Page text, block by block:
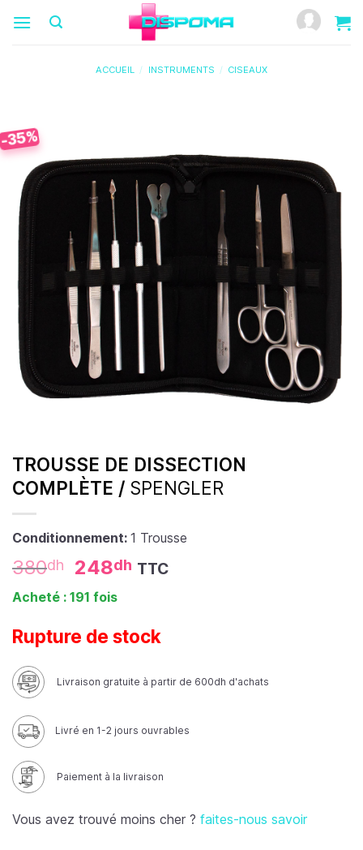
ACCUEIL / INSTRUMENTS / CISEAUX
-35%
TROUSSE DE DISSECTION
COMPLÈTE / SPENGLER
Conditionnement: 1 Trousse
380dh 248dh TTC
Acheté : 191 fois
Rupture de stock
Livraison gratuite à partir de 600dh d'achats
Livré en 1-2 jours ouvrables
Paiement à la livraison
Vous avez trouvé moins cher ? faites-nous savoir